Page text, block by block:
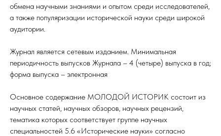
обмена научными знаниями и опытом среди исследователей,
а также популяризации исторической науки среди широкой
аудитории.
Журнал является сетевым изданием. Минимальная
периодичность выпусков Журнала – 4 (четыре) выпуска в год;
форма выпуска – электронная
Основное содержание МОЛОДОЙ ИСТОРИК состоит из
научных статей, научных обзоров, научных рецензий,
тематика которых соответствует группе научных
специальностей 5.6 «Исторические науки» согласно